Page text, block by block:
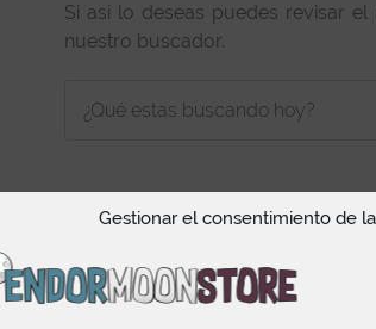
Gestionar el consentimiento de
Si así lo deseas puedes revisar
nuestro buscador.